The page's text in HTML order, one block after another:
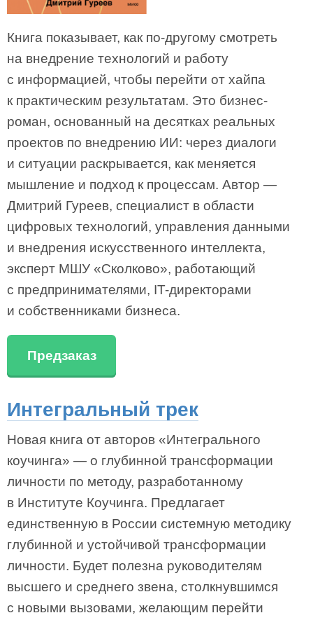
Книга показывает, как по-другому смотреть
на внедрение технологий и работу
с информацией, чтобы перейти от хайпа
к практическим результатам. Это бизнес-
роман, основанный на десятках реальных
проектов по внедрению ИИ: через диалоги
и ситуации раскрывается, как меняется
мышление и подход к процессам. Автор —
Дмитрий Гуреев, специалист в области
цифровых технологий, управления данными
и внедрения искусственного интеллекта,
эксперт МШУ «Сколково», работающий
с предпринимателями, IT-директорами
и собственниками бизнеса.
Предзаказ
Интегральный трек
Новая книга от авторов «Интегрального
коучинга» — о глубинной трансформации
личности по методу, разработанному
в Институте Коучинга. Предлагает
единственную в России системную методику
глубинной и устойчивой трансформации
личности. Будет полезна руководителям
высшего и среднего звена, столкнувшимся
с новыми вызовами, желающим перейти